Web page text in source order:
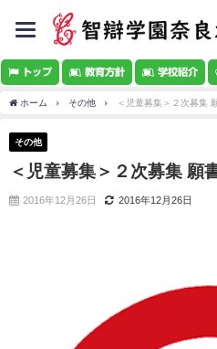
toggle
navigation
トップ 教育方針 学校紹介
ホーム その他 ＜児童募集＞２次募集
その他
＜児童募集＞２次募集 願
2016年12月26日 2016年12月26日